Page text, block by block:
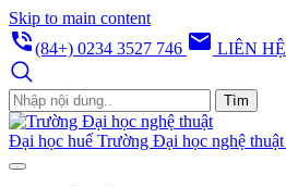
Skip to main content
phone_in_talk(84+) 0234 3527 746 email LIÊN HỆ
Tìm
Đại học huế Trường Đại học nghệ thuật